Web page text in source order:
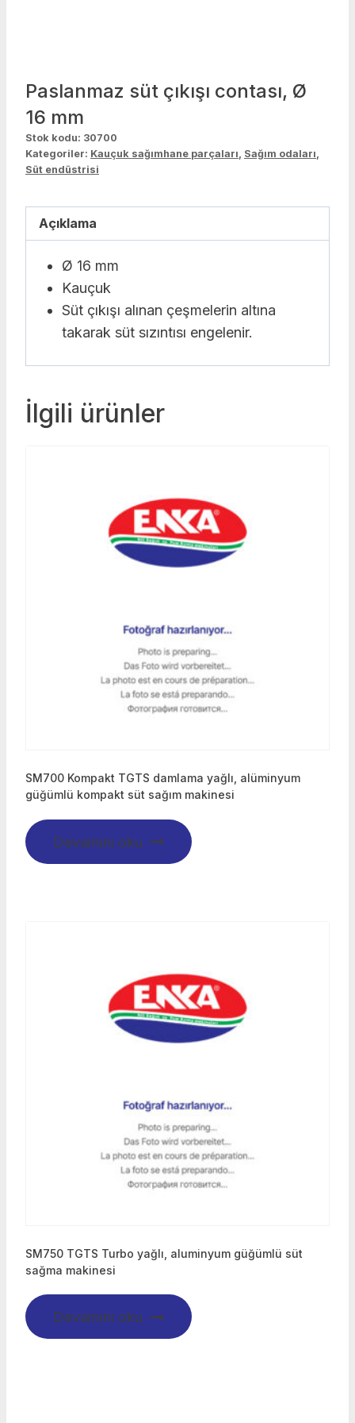
Paslanmaz süt çıkışı contası, Ø
16 mm
Stok kodu: 30700
Kategoriler: Kauçuk sağımhane parçaları, Sağım odaları,
Süt endüstrisi
Açıklama
Ø 16 mm
Kauçuk
Süt çıkışı alınan çeşmelerin altına
takarak süt sızıntısı engelenir.
İlgili ürünler
SM700 Kompakt TGTS damlama yağlı, alüminyum
güğümlü kompakt süt sağım makinesi
Devamını oku
SM750 TGTS Turbo yağlı, aluminyum güğümlü süt
sağma makinesi
Devamını oku